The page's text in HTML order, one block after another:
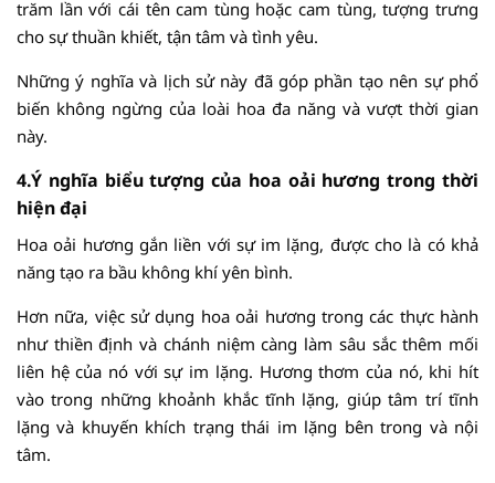
trăm lần với cái tên cam tùng hoặc cam tùng, tượng trưng
cho sự thuần khiết, tận tâm và tình yêu.
Những ý nghĩa và lịch sử này đã góp phần tạo nên sự phổ
biến không ngừng của loài hoa đa năng và vượt thời gian
này.
4.Ý nghĩa biểu tượng của hoa oải hương trong thời
hiện đại
Hoa oải hương gắn liền với sự im lặng, được cho là có khả
năng tạo ra bầu không khí yên bình.
Hơn nữa, việc sử dụng hoa oải hương trong các thực hành
như thiền định và chánh niệm càng làm sâu sắc thêm mối
liên hệ của nó với sự im lặng. Hương thơm của nó, khi hít
vào trong những khoảnh khắc tĩnh lặng, giúp tâm trí tĩnh
lặng và khuyến khích trạng thái im lặng bên trong và nội
tâm.